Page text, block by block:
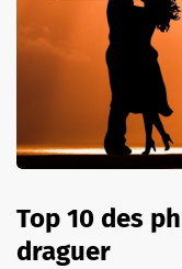
Top 10 des
draguer